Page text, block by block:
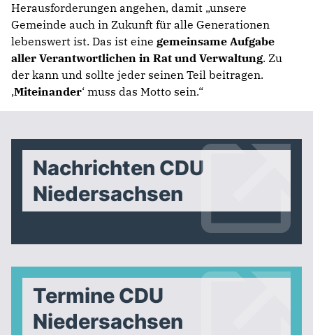
Herausforderungen angehen, damit „unsere
Gemeinde auch in Zukunft für alle Generationen
lebenswert ist. Das ist eine gemeinsame Aufgabe
aller Verantwortlichen in Rat und Verwaltung. Zu
der kann und sollte jeder seinen Teil beitragen.
‚Miteinander‘ muss das Motto sein.“
Nachrichten CDU
Niedersachsen
Termine CDU
Niedersachsen